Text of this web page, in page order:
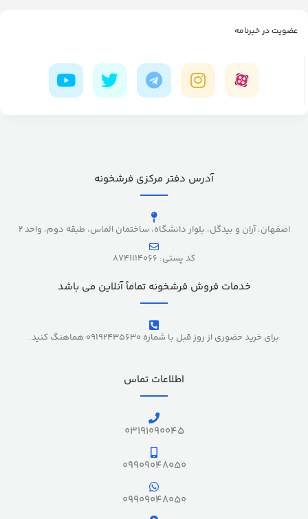
عضویت در خبرنامه
آدرس دفتر مرکزی فرشخونه
اصفهان، آران و بیدگل، بلوار دانشگاه، ساختمان الماس، طبقه دوم، واحد 2
کد پستی: 8741114066
خدمات فروش فرشخونه تماماً آنلاین می باشد
برای خرید حضوری از روز قبل با شماره 09192435630 هماهنگ کنید.
اطلاعات تماس
03191090045
09909048050
09909048050